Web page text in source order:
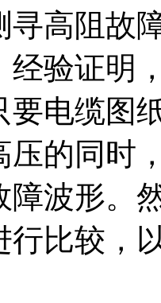
寻高阻故
经验证明
要电缆图
压的同时
障波形。
行比较，